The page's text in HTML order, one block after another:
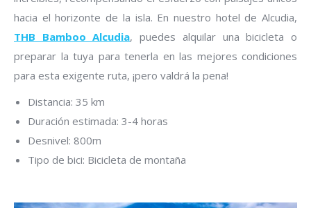
hacia el horizonte de la isla. En nuestro hotel de Alcudia,
THB Bamboo Alcudia, puedes alquilar una bicicleta o
preparar la tuya para tenerla en las mejores condiciones
para esta exigente ruta, ¡pero valdrá la pena!
Distancia: 35 km
Duración estimada: 3-4 horas
Desnivel: 800m
Tipo de bici: Bicicleta de montaña